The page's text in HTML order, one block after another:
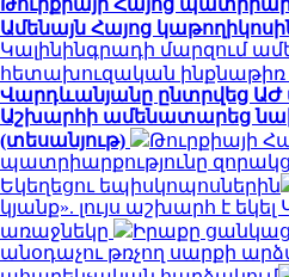
Ամենայն Հայոց
Կալինինգրադի մարզում
հետախուզական ինքնաթիռ
Վարդևանյանը ընտրվեց
Աշխարհի ամենատարեց
(տեսանյութ)
Թուրքիայի
պատրիարքությունը
Եկեղեցու եպիսկոպոսներին
կյանք». լույս աշխարհ է
առաջնեկը
Իրաքը
անօդաչու թռչող սարքի